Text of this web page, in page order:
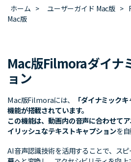
サポート
カスタマーサポート
購入する
ホーム > ユーザーガイド Mac版 >
Mac版
Mac版Filmoraダイナ
ョン
Mac版Filmoraには、 「ダイナミックキ
機能が搭載されています。
この機能は、動画内の音声に合わせて
イリッシュなテキストキャプションを自
AI音声認識技術を活用することで、スピ